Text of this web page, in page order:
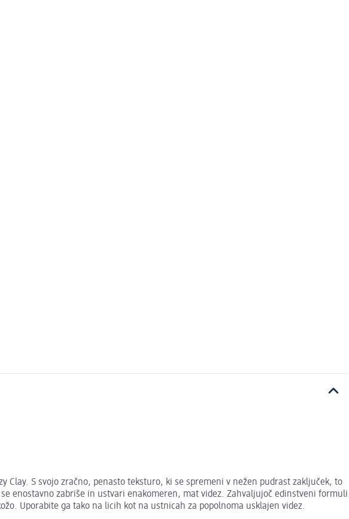
Clay. S svojo zračno, penasto teksturo, ki se spremeni v nežen pudrast zaključek, to
enostavno zabriše in ustvari enakomeren, mat videz. Zahvaljujoč edinstveni formuli
Uporabite ga tako na licih kot na ustnicah za popolnoma usklajen videz.